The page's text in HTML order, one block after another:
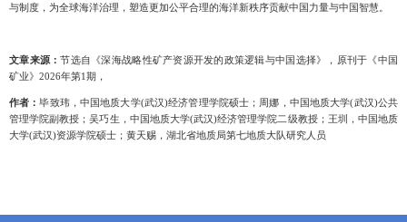
与制度，为全球海洋治理，塑造更加公平合理的海洋新秩序贡献中国力量与中国智慧。
文章来源：节选自《深海战略性矿产资源开发的政策逻辑与中国选择》，原刊于《中国
矿业》 2026年第1期，
作者：毕致玮，中国地质大学(武汉)经济管理学院硕士；周娜，中国地质大学(武汉)公共
管理学院副教授；吴巧生，中国地质大学(武汉)经济管理学院二级教授；王圳，中国地质
大学(武汉)资源学院硕士；黄天赐，湖北省地质局第七地质大队研究人员